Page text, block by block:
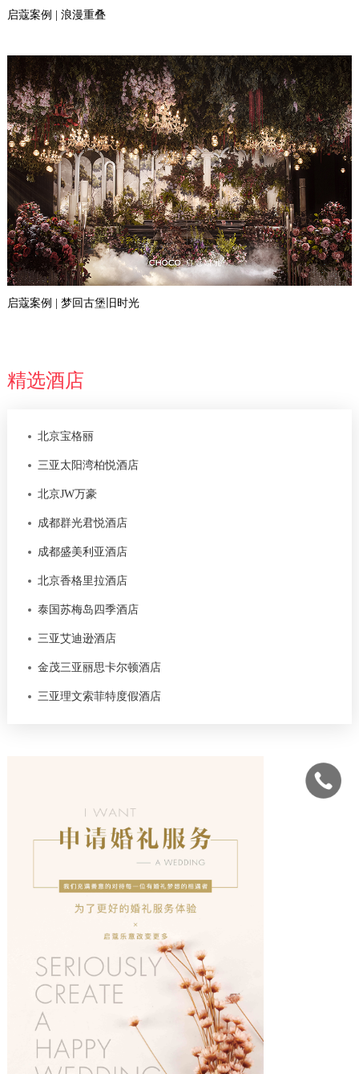
启蔻案例 | 浪漫重叠
启蔻案例 | 梦回古堡旧时光
精选酒店
北京宝格丽
三亚太阳湾柏悦酒店
北京JW万豪
成都群光君悦酒店
成都盛美利亚酒店
北京香格里拉酒店
泰国苏梅岛四季酒店
三亚艾迪逊酒店
金茂三亚丽思卡尔顿酒店
三亚理文索菲特度假酒店